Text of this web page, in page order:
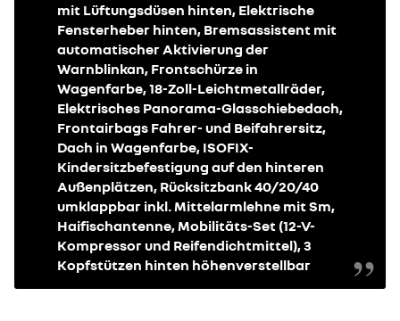
mit Lüftungsdüsen hinten, Elektrische
Fensterheber hinten, Bremsassistent mit
automatischer Aktivierung der
Warnblinkan, Frontschürze in
Wagenfarbe, 18-Zoll-Leichtmetallräder,
Elektrisches Panorama-Glasschiebedach,
Frontairbags Fahrer- und Beifahrersitz,
Dach in Wagenfarbe, ISOFIX-
Kindersitzbefestigung auf den hinteren
Außenplätzen, Rücksitzbank 40/20/40
umklappbar inkl. Mittelarmlehne mit Sm,
Haifischantenne, Mobilitäts-Set (12-V-
Kompressor und Reifendichtmittel), 3
Kopfstützen hinten höhenverstellbar